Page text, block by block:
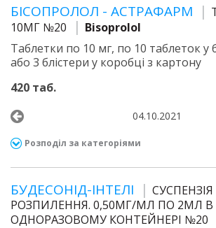
БІСОПРОЛОЛ - АСТРАФАРМ
10МГ №20
Bisoprolol
Таблетки по 10 мг, по 10 таблеток у
або 3 блістери у коробці з картону
420 таб.
04.10.2021
Розподіл за категоріями
БУДЕСОНІД-ІНТЕЛІ
РОЗПИЛЕННЯ. 0,50МГ/МЛ ПО 2МЛ В
ОДНОРАЗОВОМУ КОНТЕЙНЕРІ №20